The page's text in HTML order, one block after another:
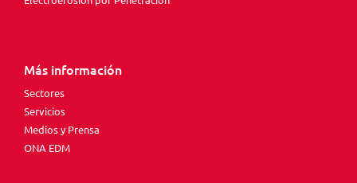
Más información
Sectores
Servicios
Medios y Prensa
ONA EDM